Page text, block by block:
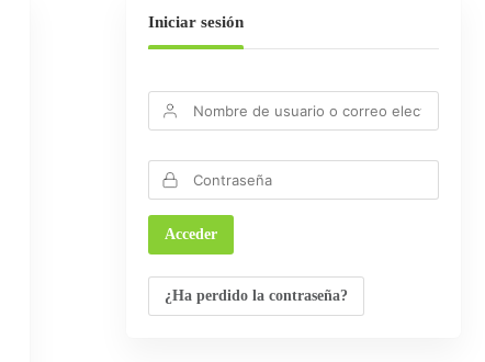
Iniciar sesión
¿Ha perdido la contraseña?